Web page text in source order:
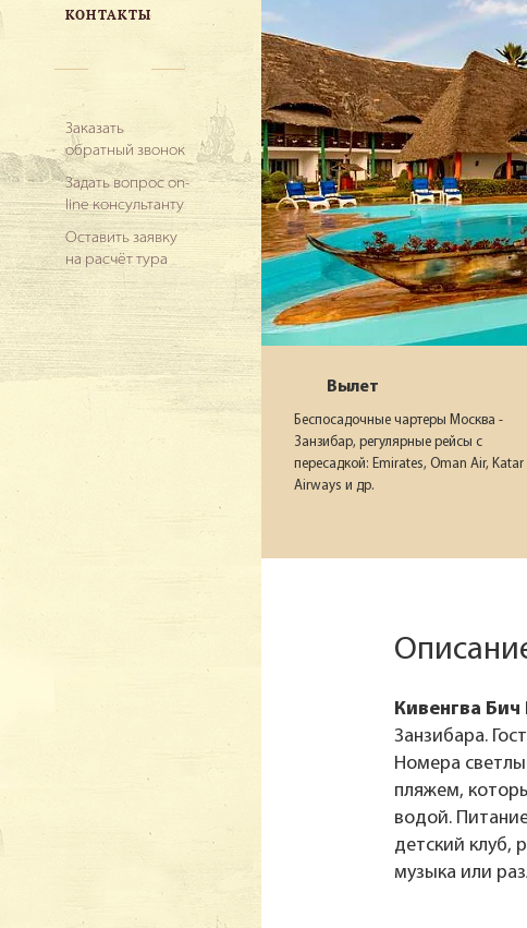
КОНТАКТЫ
Заказать
обратный звонок
Задать вопрос on-
line консультанту
Оставить заявку
на расчёт тура
Вылет
Беспосадочные чартеры Москва -
Занзибар, регулярные рейсы с
пересадкой: Emirates, Oman Air, Katar
Airways и др.
Кивенгва Бич
Занзибара.
Номера
пляжем,
водой.
детский клуб,
музыка или